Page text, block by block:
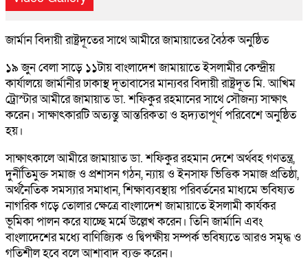
জার্মান বিদায়ী রাষ্ট্রদূতের সাথে আমীরে জামায়াতের বৈঠক অনুষ্ঠিত
১৯ জুন বেলা সাড়ে ১১টায় বাংলাদেশ জামায়াতে ইসলামীর কেন্দ্রীয়
কার্যালয়ে জার্মানীর ঢাকাস্থ দূতাবাসের মান্যবর বিদায়ী রাষ্ট্রদূত মি. আখিম
ট্রোস্টার আমীরে জামায়াত ডা. শফিকুর রহমানের সাথে সৌজন্য সাক্ষাৎ
করেন। সাক্ষাৎকারটি অত্যন্তু আন্তরিকতা ও হৃদ্যতাপূর্ণ পরিবেশে অনুষ্ঠিত
হয়।
সাক্ষাৎকালে আমীরে জামায়াত ডা. শফিকুর রহমান দেশে অর্থবহ গণতন্ত্র,
দুর্নীতিমুক্ত সমাজ ও প্রশাসন গঠন, ন্যায় ও ইনসাফ ভিত্তিক সমাজ প্রতিষ্ঠা,
অর্থনৈতিক সমস্যার সমাধান, শিক্ষাব্যবস্থায় পরিবর্তনের মাধ্যমে ভবিষ্যত
নাগরিক গড়ে তোলার ক্ষেত্রে বাংলাদেশ জামায়াতে ইসলামী কার্যকর
ভূমিকা পালন করে যাচ্ছে মর্মে উল্লেখ করেন। তিনি জার্মানি এবং
বাংলাদেশের মধ্যে বাণিজ্যিক ও দ্বিপক্ষীয় সম্পর্ক ভবিষ্যতে আরও সমৃদ্ধ ও
গতিশীল হবে বলে আশাবাদ ব্যক্ত করেন।